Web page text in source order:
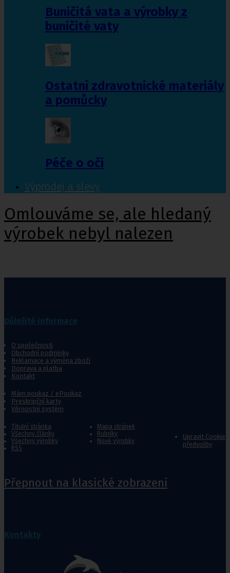
Buničitá vata a výrobky z
buničité vaty
Ostatní zdravotnické materiály
a pomůcky
Péče o oči
Výprodej a slevy
Omlouváme se, ale hledaný
výrobek nebyl nalezen
O společnosti
Obchodní podmínky
Reklamace a výměna zboží
Doprava a platba
Kontakt
Mám poukaz / ePoukaz
Preskripční karty
Věrnostní systém
Titulní stránka
Mapa stránek
Všechny články
Rubriky
Všechny výrobky
Nové výrobky
RSS
Upravit Cookie
předvolby
Přepnout na klasické zobrazení